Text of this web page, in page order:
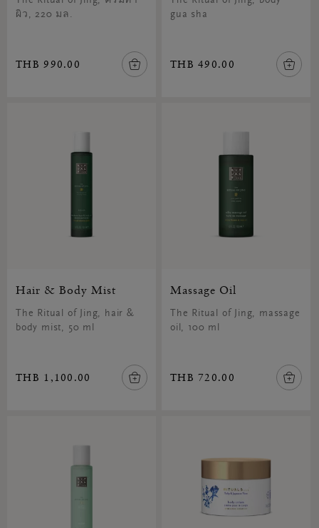
ผิว, 220 มล.
THB 990.00
gua sha
THB 490.00
Hair & Body Mist
The Ritual of Jing, hair &
body mist, 50 ml
THB 1,100.00
Massage Oil
The Ritual of Jing, massage
oil, 100 ml
THB 720.00